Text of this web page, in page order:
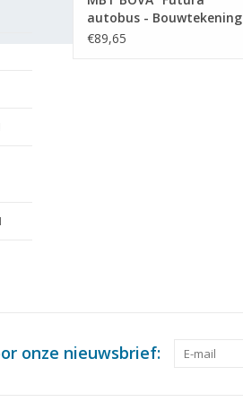
autobus - Bouwtekening
Schaal 1 : 10 (40.03.006)
€89,65
onze nieuwsbrief: